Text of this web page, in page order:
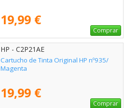
19,99 €
Comprar
HP - C2P21AE
Cartucho de Tinta Original HP nº935/
Magenta
19,99 €
Comprar